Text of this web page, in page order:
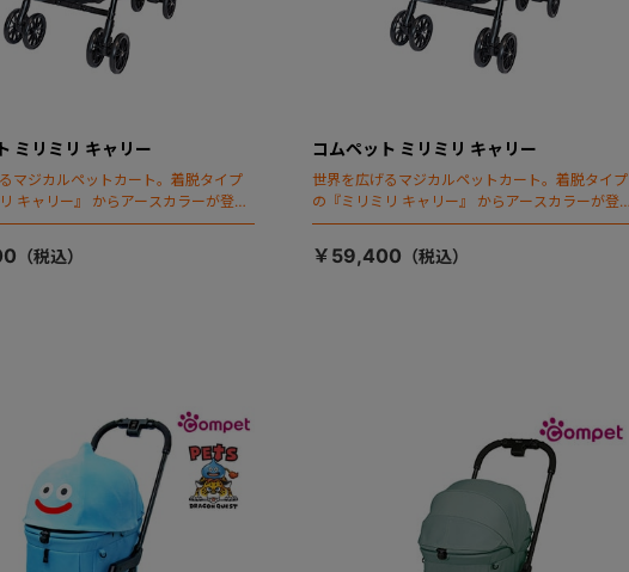
ミリミリ キャリー
マジカルペットカート。着脱タイプ
キャリー』 からアースカラーが登
コムペット ミリミリ キャリー
世界を広げるマジカルペットカート。着脱タイプ
の『ミリミリ キャリー』 からアースカラーが登
場！
￥59,400